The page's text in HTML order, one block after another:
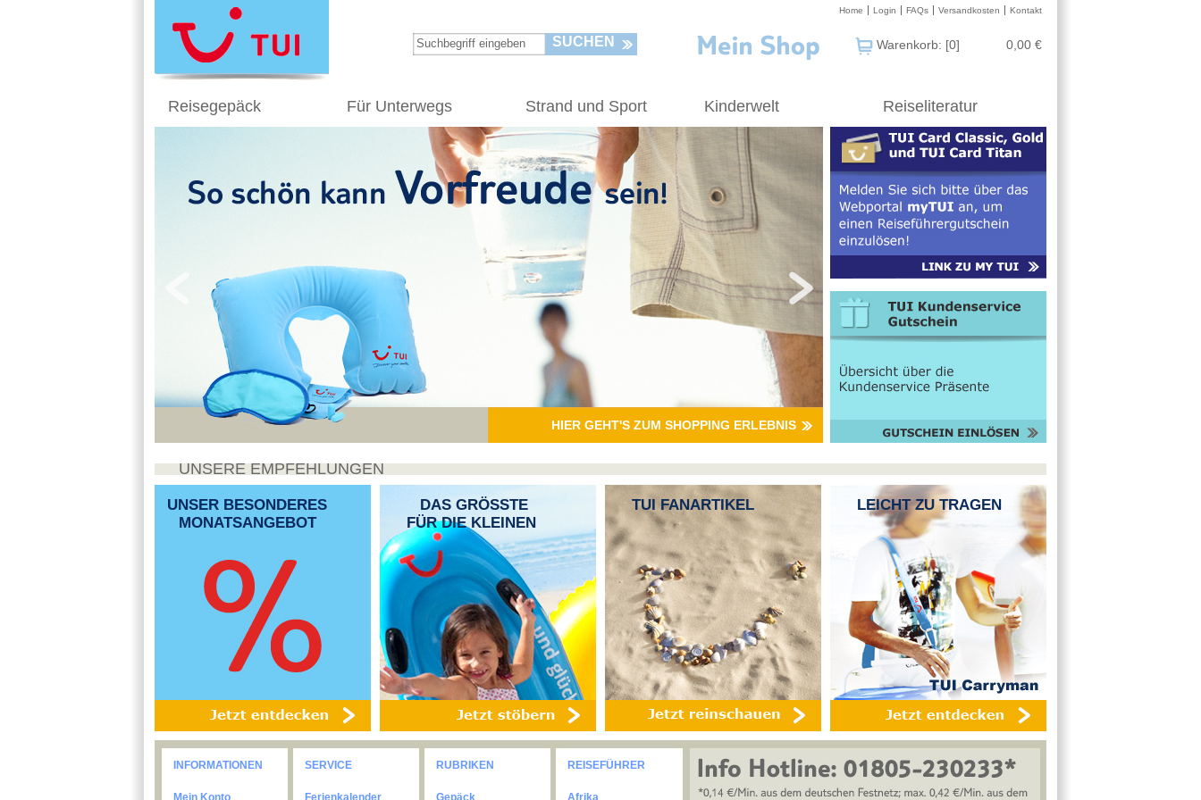
Kontakt
Versandkosten
FAQs
Login
Home
SUCHEN Warenkorb: [0] 0,00 €
Reisegepäck Für Unterwegs Strand und Sport Kinderwelt Reiseliteratur
HIER GEHT'S ZUM SHOPPING ERLEBNIS
UNSERE EMPFEHLUNGEN
UNSER BESONDERES
MONATSANGEBOT
DAS GRÖSSTE
FÜR DIE KLEINEN
TUI FANARTIKEL LEICHT ZU TRAGEN
INFORMATIONEN
Mein Konto
SERVICE
Ferienkalender
RUBRIKEN
Gepäck
REISEFÜHRER
Afrika